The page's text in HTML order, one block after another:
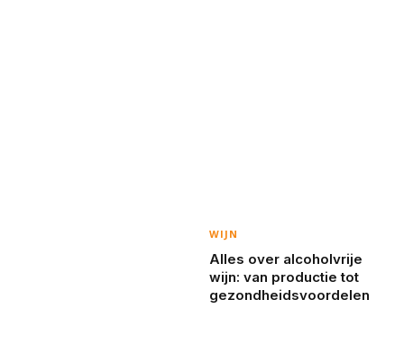
WIJN
Alles over alcoholvrije
wijn: van productie tot
gezondheidsvoordelen